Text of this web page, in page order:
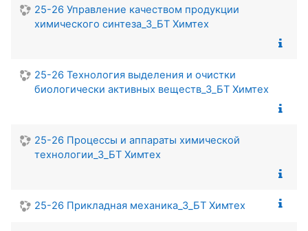
25-26 Управление качеством продукции
химического синтеза_3_БТ Химтех
25-26 Технология выделения и очистки
биологически активных веществ_3_БТ Химтех
25-26 Процессы и аппараты химической
технологии_3_БТ Химтех
25-26 Прикладная механика_3_БТ Химтех